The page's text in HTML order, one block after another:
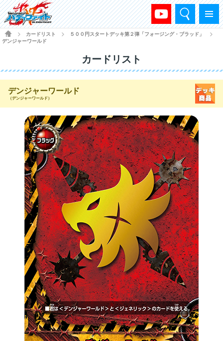
メニュー
検索
HOME
カードリスト ５００円スタートデッキ第２弾「フォージング・ブラッド」
デンジャーワールド
カードリスト
デンジャーワールド
（デンジャーワールド）